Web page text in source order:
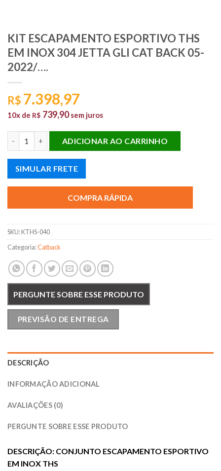
KIT ESCAPAMENTO ESPORTIVO THS
EM INOX 304 JETTA GLI CAT BACK 05-
2022/….
R$ 7.398,97
10x de R$ 739,90 sem juros
ADICIONAR AO CARRINHO
SIMULAR FRETE
COMPRA RÁPIDA
SKU:KTHS-040
Categoria:Catback
PERGUNTE SOBRE ESSE PRODUTO
PREVISÃO DE ENTREGA
DESCRIÇÃO
INFORMAÇÃO ADICIONAL
AVALIAÇÕES (0)
PERGUNTE SOBRE ESSE PRODUTO
DESCRIÇÃO: CONJUNTO ESCAPAMENTO ESPORTIVO
EM INOX THS